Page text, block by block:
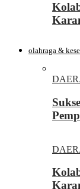
olahraga &